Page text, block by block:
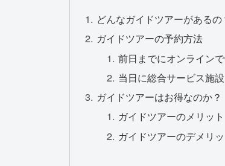
どんなガイドツアーがあるの
ガイドツアーの予約方法
前日までにオンライン
当日に総合サービス施
ガイドツアーはお得なのか？
ガイドツアーのメリット
ガイドツアーのデメリッ